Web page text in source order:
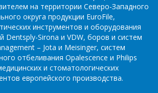
на территории Северо-Западного
округа продукции EuroFile,
инструментов и оборудования
Dentsply-Sirona и VDW, боров и систем
– Jota и Meisinger, систем
отбеливания Opalescence и Philips
и стоматологических
европейского производства.